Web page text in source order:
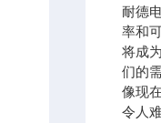
耐德
率和
将成
们的
像现
令人